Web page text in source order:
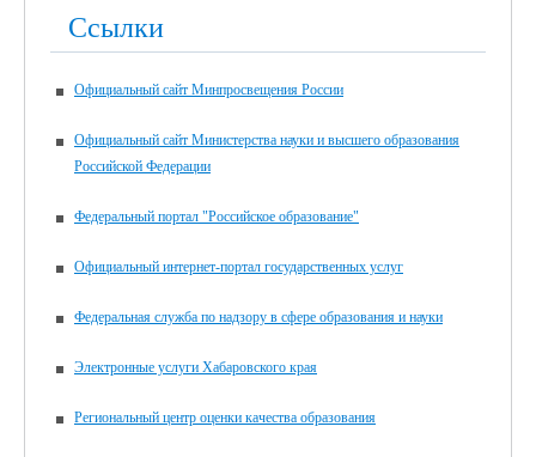
Ссылки
Официальный сайт Минпросвещения России
Официальный сайт Министерства науки и высшего образования
Российской Федерации
Федеральный портал "Российское образование"
Официальный интернет-портал государственных услуг
Федеральная служба по надзору в сфере образования и науки
Электронные услуги Хабаровского края
Региональный центр оценки качества образования